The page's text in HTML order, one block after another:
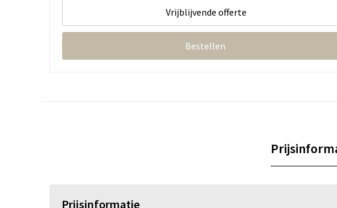
Vrijblijvende offerte
Bestellen
Prijsinformatie